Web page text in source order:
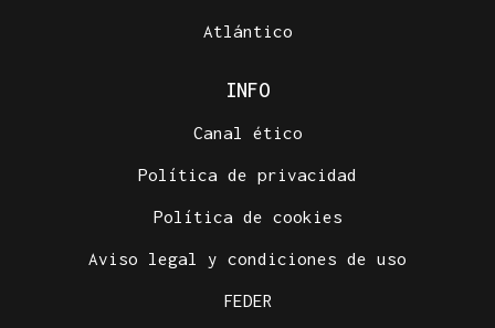
Atlántico
INFO
Canal ético
Política de privacidad
Política de cookies
Aviso legal y condiciones de uso
FEDER